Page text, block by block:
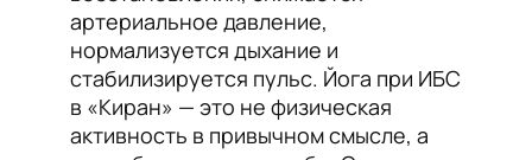
артериальное давление,
нормализуется дыхание и
стабилизируется пульс. Йога при ИБС
в «Киран» — это не физическая
активность в привычном смысле, а